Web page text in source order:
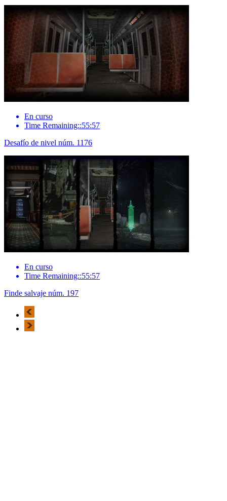
En curso
Time Remaining::55:57
Desafío de nivel núm. 1176
En curso
Time Remaining::55:57
Finde salvaje núm. 197